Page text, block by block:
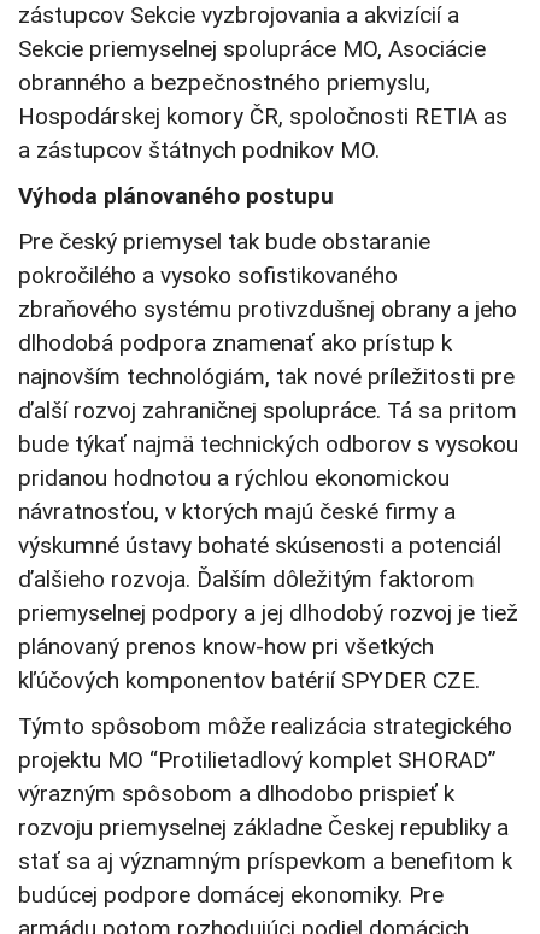
zástupcov Sekcie vyzbrojovania a akvizícií a
Sekcie priemyselnej spolupráce MO, Asociácie
obranného a bezpečnostného priemyslu,
Hospodárskej komory ČR, spoločnosti RETIA as
a zástupcov štátnych podnikov MO.
Výhoda plánovaného postupu
Pre český priemysel tak bude obstaranie
pokročilého a vysoko sofistikovaného
zbraňového systému protivzdušnej obrany a jeho
dlhodobá podpora znamenať ako prístup k
najnovším technológiám, tak nové príležitosti pre
ďalší rozvoj zahraničnej spolupráce. Tá sa pritom
bude týkať najmä technických odborov s vysokou
pridanou hodnotou a rýchlou ekonomickou
návratnosťou, v ktorých majú české firmy a
výskumné ústavy bohaté skúsenosti a potenciál
ďalšieho rozvoja. Ďalším dôležitým faktorom
priemyselnej podpory a jej dlhodobý rozvoj je tiež
plánovaný prenos know-how pri všetkých
kľúčových komponentov batérií SPYDER CZE.
Týmto spôsobom môže realizácia strategického
projektu MO “Protilietadlový komplet SHORAD”
výrazným spôsobom a dlhodobo prispieť k
rozvoju priemyselnej základne Českej republiky a
stať sa aj významným príspevkom a benefitom k
budúcej podpore domácej ekonomiky. Pre